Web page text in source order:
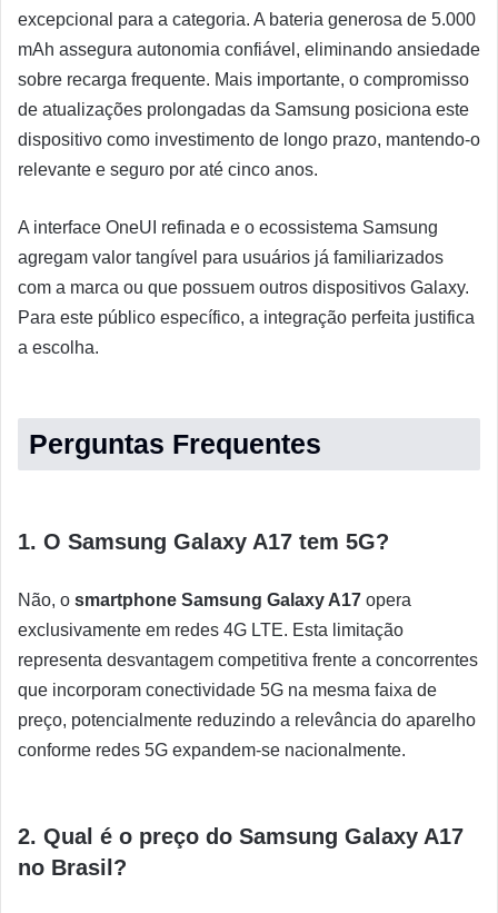
excepcional para a categoria. A bateria generosa de 5.000
mAh assegura autonomia confiável, eliminando ansiedade
sobre recarga frequente. Mais importante, o compromisso
de atualizações prolongadas da Samsung posiciona este
dispositivo como investimento de longo prazo, mantendo-o
relevante e seguro por até cinco anos.
A interface OneUI refinada e o ecossistema Samsung
agregam valor tangível para usuários já familiarizados
com a marca ou que possuem outros dispositivos Galaxy.
Para este público específico, a integração perfeita justifica
a escolha.
Perguntas Frequentes
1. O Samsung Galaxy A17 tem 5G?
Não, o smartphone Samsung Galaxy A17 opera
exclusivamente em redes 4G LTE. Esta limitação
representa desvantagem competitiva frente a concorrentes
que incorporam conectividade 5G na mesma faixa de
preço, potencialmente reduzindo a relevância do aparelho
conforme redes 5G expandem-se nacionalmente.
2. Qual é o preço do Samsung Galaxy A17
no Brasil?